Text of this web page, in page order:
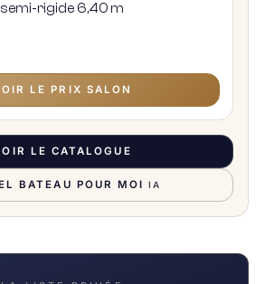
semi-rigide 6,40 m
LE PRIX SALON
LE CATALOGUE
BATEAU POUR MOIIA